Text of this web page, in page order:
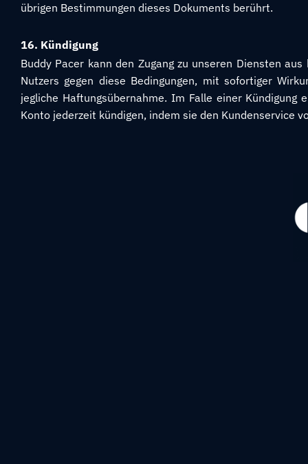
übrigen Bestimmungen dieses Dokuments berührt.
16. Kündigung
Buddy Pacer kann den Zugang zu unseren Diensten
Nutzers gegen diese Bedingungen, mit sofortiger
jegliche Haftungsübernahme. Im Falle einer
Konto jederzeit kündigen, indem sie den Kundenservice